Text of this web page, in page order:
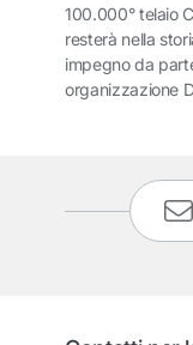
100.000° telaio
resterà nella
impegno da
organizzazione